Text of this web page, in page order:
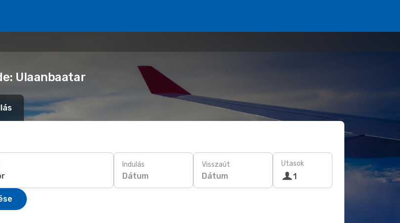
Ulaanbaatar
Indulás
Dátum
Visszaút
Dátum
Utasok
1